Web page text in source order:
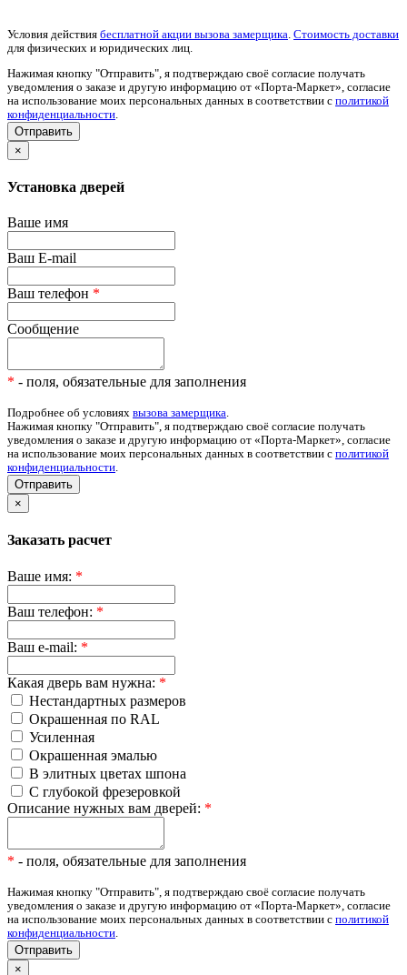
Условия действия бесплатной акции вызова замерщика Стоимость доставки
для физических и юридических лиц.
Нажимая кнопку "Отправить", я подтверждаю своё согласие получать
уведомления о заказе и другую информацию от «Порта-Маркет», согласие
на использование моих персональных данных в соответствии с политикой
конфиденциальности
×
Установка дверей
Ваше имя
Ваш E-mail
Ваш телефон *
Сообщение
* - поля, обязательные для заполнения
Подробнее об условиях вызова замерщика.
Нажимая кнопку "Отправить", я подтверждаю своё согласие получать
уведомления о заказе и другую информацию от «Порта-Маркет», согласие
на использование моих персональных данных в соответствии с политикой
конфиденциальности.
Отправить
×
Заказать расчет
Ваше имя: *
Ваш телефон: *
Ваш e-mail: *
Какая дверь вам нужна: *
Нестандартных размеров
Окрашенная по RAL
Усиленная
Окрашенная эмалью
В элитных цветах шпона
С глубокой фрезеровкой
Описание нужных вам дверей: *
* - поля, обязательные для заполнения
Нажимая кнопку "Отправить", я подтверждаю своё согласие получать
уведомления о заказе и другую информацию от «Порта-Маркет», согласие
на использование моих персональных данных в соответствии с политикой
конфиденциальности
×